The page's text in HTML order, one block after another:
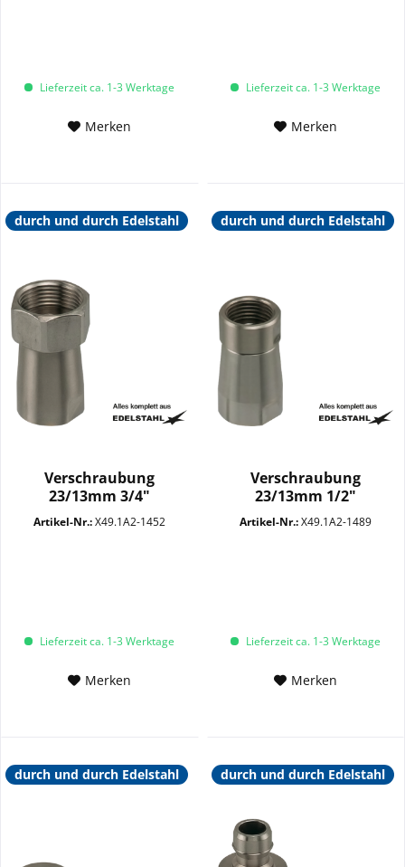
Lieferzeit ca. 1-3 Werktage
Merken
Lieferzeit ca. 1-3 Werktage
Merken
durch und durch Edelstahl
Verschraubung
23/13mm 3/4"
Überwurfmutter...
Artikel-Nr.:X49.1A2-1452
Lieferzeit ca. 1-3 Werktage
Merken
durch und durch Edelstahl
Verschraubung
23/13mm 1/2"
Überwurfmutter...
Artikel-Nr.:X49.1A2-1489
Lieferzeit ca. 1-3 Werktage
Merken
durch und durch Edelstahl durch und durch Edelstahl